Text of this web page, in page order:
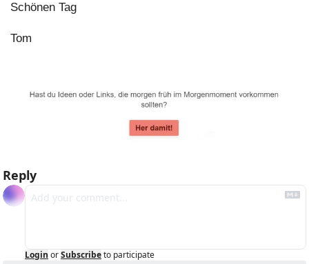
Schönen Tag
Tom
Reply
Login orSubscribeto participate